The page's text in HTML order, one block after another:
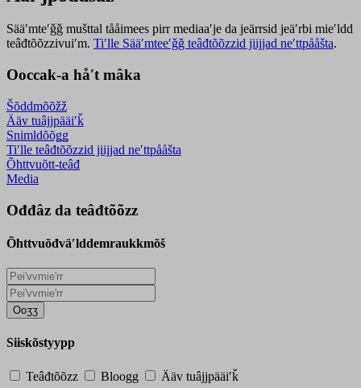
Sääʹmteʹǧǧ mušttal tååimees pirr mediaaʹje da jeärrsid jeäʹrbi mieʹldd
teâđtõõzzivuiʹm. Tiʹlle Sääʹmteeʹǧǧ teâđtõõzzid jiijjad neʹttpååšta.
Ooccak-a håʹt mâka
Šõddmõõžž
Ääv tuâjjpääiʹǩ
Snimldõõǥǥ
Tiʹlle teâđtõõzzid jiijjad neʹttpååšta
Õhttvuõtt-teâđ
Media
Ođđâz da teâđtõõzz
Õhttvuõđväʹlddemraukkmõš
Ooʒʒ
Siiskõstyypp
Teâđtõõzz Bloogg Ääv tuâjjpääiʹǩ